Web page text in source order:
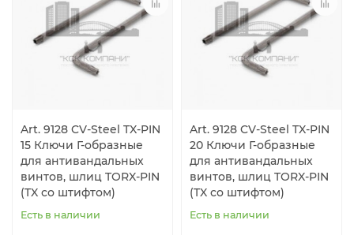
Art. 9128 CV-Steel TX-PIN
15 Ключи Г-образные
для антивандальных
винтов, шлиц TORX-PIN
(TX со штифтом)
Есть в наличии
Art. 9128 CV-Steel TX-PIN
20 Ключи Г-образные
для антивандальных
винтов, шлиц TORX-PIN
(TX со штифтом)
Есть в наличии